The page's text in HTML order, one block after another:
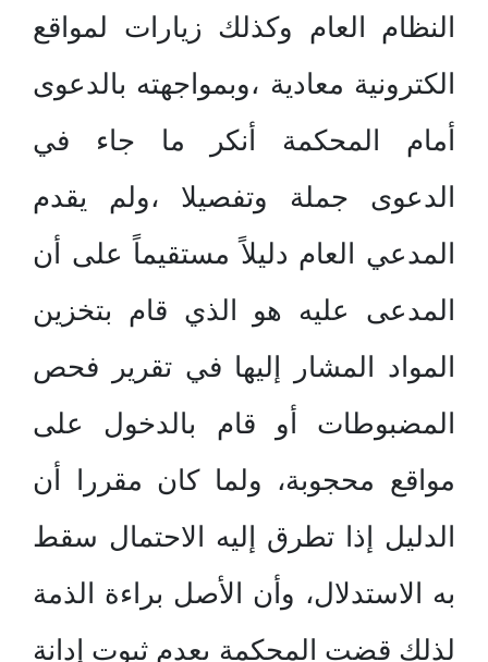
النظام العام وكذلك زيارات لمواقع
الكترونية معادية ،وبمواجهته بالدعوى
أمام المحكمة أنكر ما جاء في
الدعوى جملة وتفصيلا ،ولم يقدم
المدعي العام دليلاً مستقيماً على أن
المدعى عليه هو الذي قام بتخزين
المواد المشار إليها في تقرير فحص
المضبوطات أو قام بالدخول على
مواقع محجوبة، ولما كان مقررا أن
الدليل إذا تطرق إليه الاحتمال سقط
به الاستدلال، وأن الأصل براءة الذمة
لذلك قضت المحكمة بعدم ثبوت إدانة